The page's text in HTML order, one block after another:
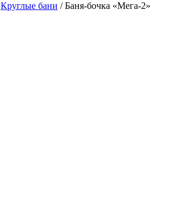
Круглые бани / Баня-бочка «Мега-2»